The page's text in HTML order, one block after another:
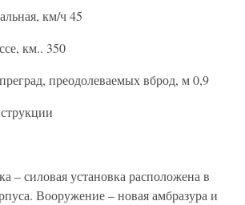
км/ч 45
км.. 350
преодолеваемых вброд, м 0,9
– силовая установка расположена в
Вооружение – новая амбразура и